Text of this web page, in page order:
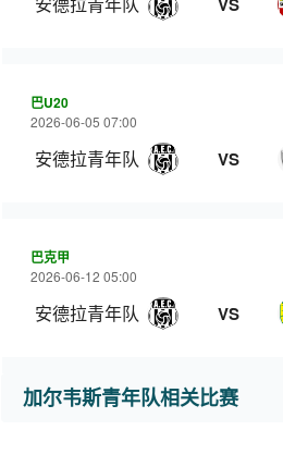
巴U20
2026-06-05 07:00
安德拉青年队 VS
巴克甲
2026-06-12 05:00
安德拉青年队 VS
加尔韦斯青年队相关比赛